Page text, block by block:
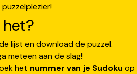
lijst en download de puzzel.
meteen aan de slag!
het nummer van je Sudoku op